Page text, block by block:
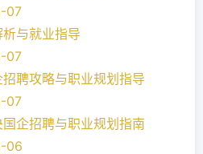
07
与就业指导
07
聘攻略与职业规划指导
07
企招聘与职业规划指南
06